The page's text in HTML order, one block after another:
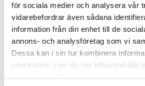
för sociala medier och analysera vår
vidarebefordrar även sådana
information från din enhet till de
annons- och analysföretag som vi
Dessa kan i sin tur kombinera
information som du har tillhandahållit
Rototilt
KABELENH.MASKIN